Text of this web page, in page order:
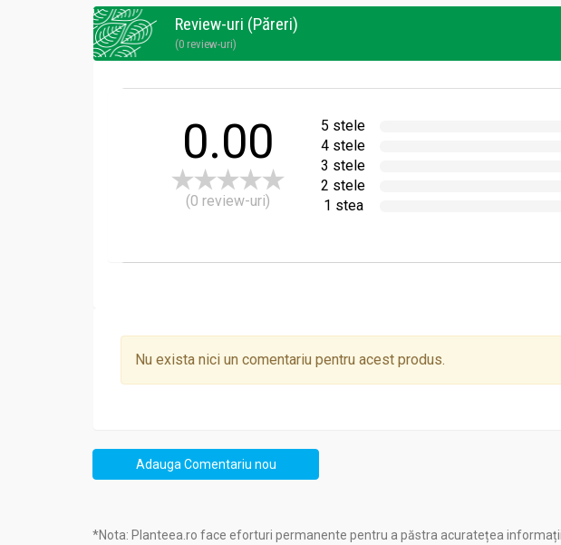
Review-uri (Păreri)
(0 review-uri)
0.00
(0 review-uri)
5 stele
4 stele
3 stele
2 stele
1 stea
Nu exista nici un comentariu pentru acest produs.
Adauga Comentariu nou
*Nota: Planteea.ro face eforturi permanente pentru a păstra acuratețea